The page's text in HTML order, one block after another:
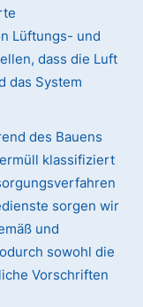
Lüftungs- und
dass die Luft
das System
des Bauens
klassifiziert
sorgen wir
und
sowohl die
Vorschriften